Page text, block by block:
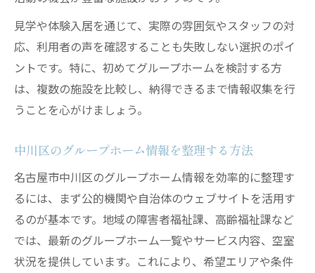
見学や体験入居を通じて、実際の雰囲気やスタッフの対
応、利用者の声を確認することも失敗しない選択のポイ
ントです。特に、初めてグループホームを検討する方
は、複数の施設を比較し、納得できるまで情報収集を行
うことを心がけましょう。
中川区のグループホーム情報を整理する方法
名古屋市中川区のグループホーム情報を効率的に整理す
るには、まず公的機関や自治体のウェブサイトを活用す
るのが基本です。地域の障害者福祉課、高齢福祉課など
では、最新のグループホーム一覧やサービス内容、空室
状況を提供しています。これにより、希望エリアや条件